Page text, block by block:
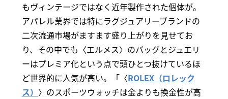
もヴィンテージではなく近年製作された個体が。
アパレル業界では特にラグジュアリーブランドの
二次流通市場がますます盛り上がりを見せてお
り、その中でも〈エルメス〉のバッグとジュエリ
ーはプレミア化という点で頭ひとつ抜けているほ
ど世界的に人気が高い。「〈ROLEX（ロレック
ス） 〉のスポーツウォッチは金よりも換金性が高